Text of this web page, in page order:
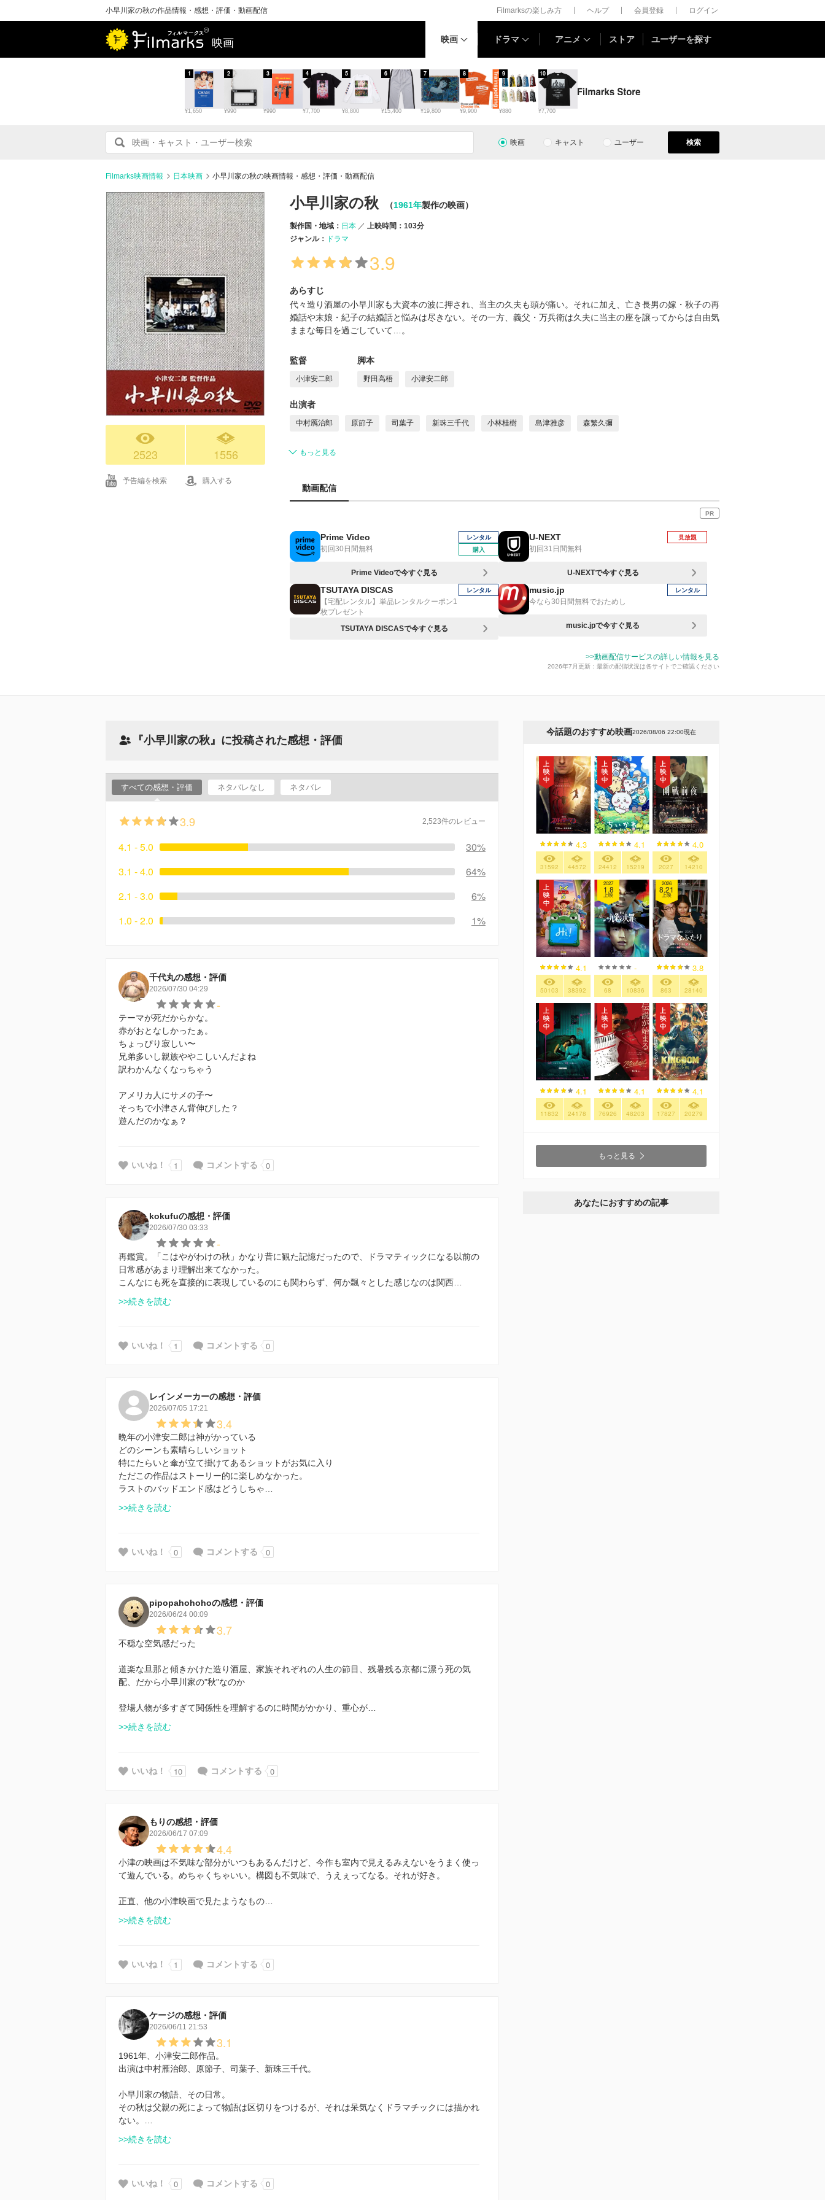
小早川家の秋の作品情報・感想・評価・動画配信 Filmarksの楽しみ方 ヘルプ 会員登録 ログイン
映画 映画 ドラマ アニメ ストア ユーザーを探す
¥1,650
1
¥990
2
¥990
3
¥7,700
4
¥8,800
5
¥15,400
6
¥19,800
7
¥9,900
8
¥880
9
¥7,700
10
映画 キャスト ユーザー 検索
Filmarks映画情報 日本映画 小早川家の秋の映画情報・感想・評価・動画配信
2523 1556
予告編を検索 購入する
小早川家の秋 （1961年製作の映画）
製作国・地域： 日本
上映時間：103分
ジャンル： ドラマ
3.9
あらすじ
代々造り酒屋の小早川家も大資本の波に押され、当主の久夫も頭が痛い。それに加え、亡き長男の嫁・秋子の再
婚話や末娘・紀子の結婚話と悩みは尽きない。その一方、義父・万兵衛は久夫に当主の座を譲ってからは自由気
ままな毎日を過ごしていて…。
監督
小津安二郎
脚本
野田高梧 小津安二郎
出演者
中村鴈治郎 原節子 司葉子 新珠三千代 小林桂樹 島津雅彦 森繁久彌
もっと見る
動画配信
PR
Prime Video
初回30日間無料
レンタル
購入
Prime Videoで今すぐ見る
U-NEXT
初回31日間無料
見放題
U-NEXTで今すぐ見る
TSUTAYA DISCAS
【宅配レンタル】単品レンタルクーポン1
枚プレゼント
レンタル
TSUTAYA DISCASで今すぐ見る
music.jp
今なら30日間無料でおためし
レンタル
music.jpで今すぐ見る
>>動画配信サービスの詳しい情報を見る
2026年7月更新：最新の配信状況は各サイトでご確認ください
『小早川家の秋』に投稿された感想・評価
すべての感想・評価 ネタバレなし ネタバレ
3.9 2,523件のレビュー
4.1 - 5.0
30%
3.1 - 4.0
64%
2.1 - 3.0
6%
1.0 - 2.0
1%
千代丸の感想・評価
2026/07/30 04:29
-
テーマが死だからかな。
赤がおとなしかったぁ。
ちょっぴり寂しい〜
兄弟多いし親族ややこしいんだよね
訳わかんなくなっちゃう
アメリカ人にサメの子〜
そっちで小津さん背伸びした？
遊んだのかなぁ？
いいね！ 1 コメントする 0
kokufuの感想・評価
2026/07/30 03:33
-
再鑑賞。「こはやがわけの秋」かなり昔に観た記憶だったので、ドラマティックになる以前の
日常感があまり理解出来てなかった。
こんなにも死を直接的に表現しているのにも関わらず、何か飄々とした感じなのは関西…
>>続きを読む
いいね！ 1 コメントする 0
レインメーカーの感想・評価
2026/07/05 17:21
3.4
晩年の小津安二郎は神がかっている
どのシーンも素晴らしいショット
特にたらいと傘が立て掛けてあるショットがお気に入り
ただこの作品はストーリー的に楽しめなかった。
ラストのバッドエンド感はどうしちゃ…
>>続きを読む
いいね！ 0 コメントする 0
pipopahohohoの感想・評価
2026/06/24 00:09
3.7
不穏な空気感だった
道楽な旦那と傾きかけた造り酒屋、家族それぞれの人生の節目、残暑残る京都に漂う死の気
配、だから小早川家の"秋"なのか
登場人物が多すぎて関係性を理解するのに時間がかかり、重心が…
>>続きを読む
いいね！ 10 コメントする 0
もりの感想・評価
2026/06/17 07:09
4.4
小津の映画は不気味な部分がいつもあるんだけど、今作も室内で見えるみえないをうまく使っ
て遊んでいる。めちゃくちゃいい。構図も不気味で、うえぇってなる。それが好き。
正直、他の小津映画で見たようなもの…
>>続きを読む
いいね！ 1 コメントする 0
ケージの感想・評価
2026/06/11 21:53
3.1
1961年、小津安二郎作品。
出演は中村雁治郎、原節子、司葉子、新珠三千代。
小早川家の物語、その日常。
その秋は父親の死によって物語は区切りをつけるが、それは呆気なくドラマチックには描かれ
ない。…
>>続きを読む
いいね！ 0 コメントする 0
今話題のおすすめ映画2026/08/06 22:00現在
4.3
31592 44572
4.1
24412 15219
4.0
2027 14210
4.1
50103 38392
2027
1.8
上映
-
68 10836
2026
8.21
上映
3.8
863 28140
4.1
11832 24178
4.1
76926 48203
4.1
17827 20279
もっと見る
あなたにおすすめの記事